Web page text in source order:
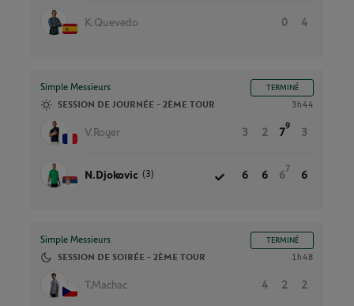
K.Quevedo 0 4
Simple Messieurs TERMINÉ
SESSION DE JOURNÉE - 2ÈME TOUR 3h44
V.Royer 3 2 7
9
3
N.Djokovic (3) 6 6 6
7
6
Simple Messieurs TERMINÉ
SESSION DE SOIRÉE - 2ÈME TOUR 1h48
T.Machac 4 2 2